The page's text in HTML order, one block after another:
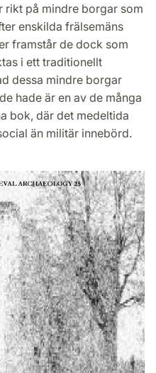
rikt på mindre borgar som
enskilda frälsemäns
framstår de dock som
i ett traditionellt
dessa mindre borgar
hade är en av de många
bok, där det medeltida
än militär innebörd.